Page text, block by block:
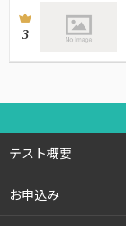
3
テスト概要
お申込み